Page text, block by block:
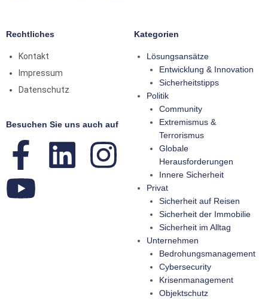
Rechtliches
Kontakt
Impressum
Datenschutz
Besuchen Sie uns auch auf
Kategorien
Lösungsansätze
Entwicklung & Innovation
Sicherheitstipps
Politik
Community
Extremismus &
Terrorismus
Globale
Herausforderungen
Innere Sicherheit
Privat
Sicherheit auf Reisen
Sicherheit der Immobilie
Sicherheit im Alltag
Unternehmen
Bedrohungsmanagement
Cybersecurity
Krisenmanagement
Objektschutz